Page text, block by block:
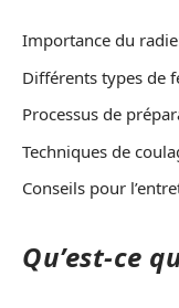
Importance du
Différents types de
Processus de
Techniques de
Conseils pour
Qu’est-ce